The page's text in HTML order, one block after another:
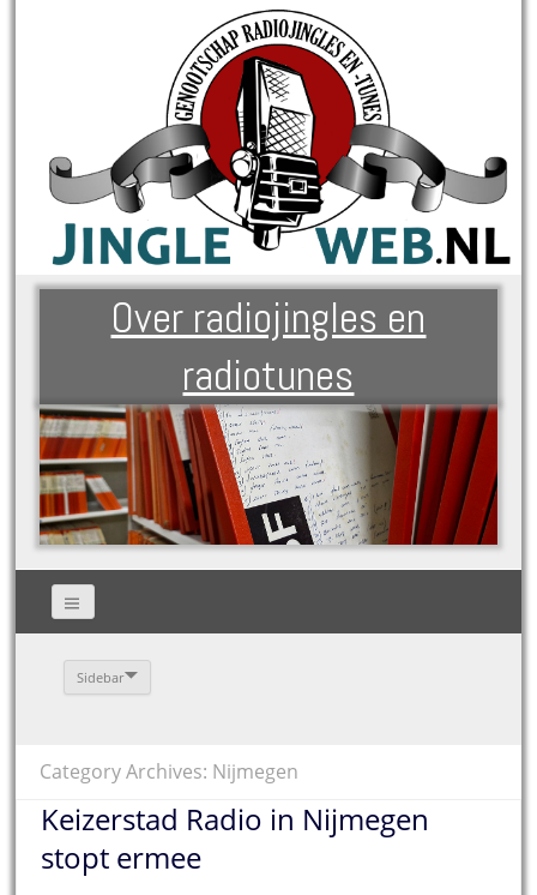
Over radiojingles en
radiotunes
Sidebar
Category Archives: Nijmegen
Keizerstad Radio in Nijmegen
stopt ermee